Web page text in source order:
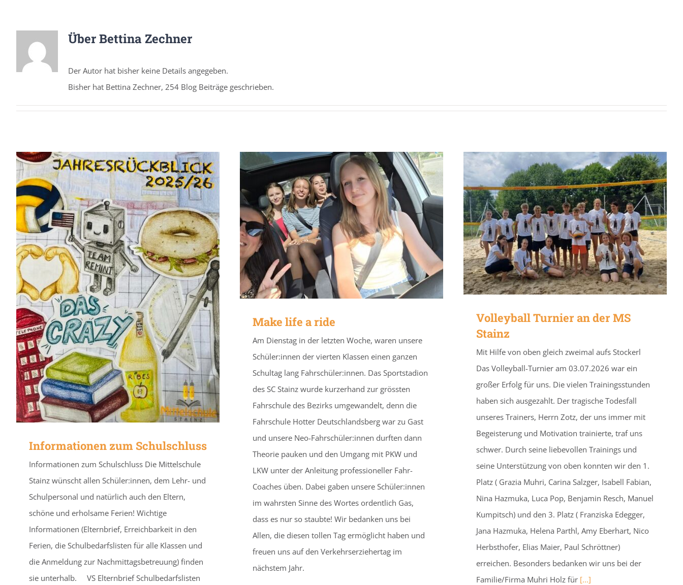
ÜberBettina Zechner
Der Autor hat bisher keine Details angegeben.
Bisher hat Bettina Zechner, 254 Blog Beiträge geschrieben.
Informationen zum Schulschluss
Informationen zum Schulschluss Die Mittelschule
Stainz wünscht allen Schüler:innen, dem Lehr- und
Schulpersonal und natürlich auch den Eltern,
schöne und erholsame Ferien! Wichtige
Informationen (Elternbrief, Erreichbarkeit in den
Ferien, die Schulbedarfslisten für alle Klassen und
die Anmeldung zur Nachmittagsbetreuung) finden
sie unterhalb. VS Elternbrief Schulbedarfslisten
Make life a ride
Am Dienstag in der letzten Woche, waren unsere
Schüler:innen der vierten Klassen einen ganzen
Schultag lang Fahrschüler:innen. Das Sportstadion
des SC Stainz wurde kurzerhand zur grössten
Fahrschule des Bezirks umgewandelt, denn die
Fahrschule Hotter Deutschlandsberg war zu Gast
und unsere Neo-Fahrschüler:innen durften dann
Theorie pauken und den Umgang mit PKW und
LKW unter der Anleitung professioneller Fahr-
Coaches üben. Dabei gaben unsere Schüler:innen
im wahrsten Sinne des Wortes ordentlich Gas,
dass es nur so staubte! Wir bedanken uns bei
Allen, die diesen tollen Tag ermöglicht haben und
freuen uns auf den Verkehrserziehertag im
nächstem Jahr.
Volleyball Turnier an der MS
Stainz
Mit Hilfe von oben gleich zweimal aufs Stockerl
Das Volleyball-Turnier am 03.07.2026 war ein
großer Erfolg für uns. Die vielen Trainingsstunden
haben sich ausgezahlt. Der tragische Todesfall
unseres Trainers, Herrn Zotz, der uns immer mit
Begeisterung und Motivation trainierte, traf uns
schwer. Durch seine liebevollen Trainings und
seine Unterstützung von oben konnten wir den 1.
Platz ( Grazia Muhri, Carina Salzger, Isabell Fabian,
Nina Hazmuka, Luca Pop, Benjamin Resch, Manuel
Kumpitsch) und den 3. Platz ( Franziska Edegger,
Jana Hazmuka, Helena Parthl, Amy Eberhart, Nico
Herbsthofer, Elias Maier, Paul Schröttner)
erreichen. Besonders bedanken wir uns bei der
Familie/Firma Muhri Holz für [...]